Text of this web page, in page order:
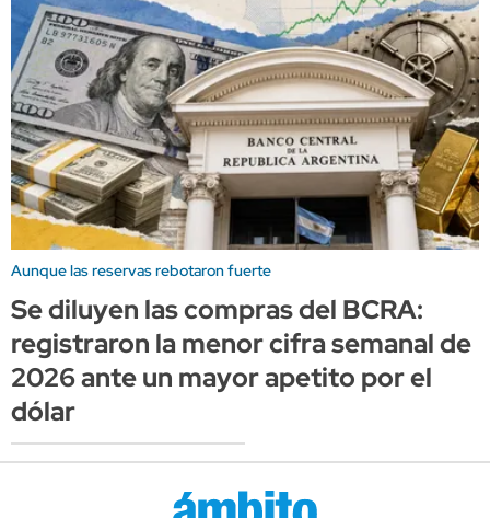
Aunque las reservas rebotaron fuerte
Se diluyen las compras del BCRA:
registraron la menor cifra semanal de
2026 ante un mayor apetito por el
dólar